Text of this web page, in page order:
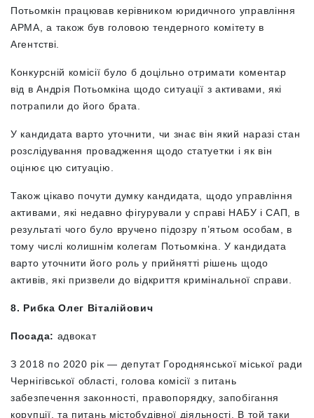
Потьомкін працював керівником юридичного управління
АРМА, а також був головою тендерного комітету в
Агентстві.
Конкурсній комісії було б доцільно отримати коментар
від в Андрія Потьомкіна щодо ситуації з активами, які
потрапили до його брата.
У кандидата варто уточнити, чи знає він який наразі стан
розслідування провадження щодо статуетки і як він
оцінює цю ситуацію.
Також цікаво почути думку кандидата, щодо управління
активами, які недавно фігурували у справі НАБУ і САП, в
результаті чого було вручено підозру п’ятьом особам, в
тому числі колишнім колегам Потьомкіна. У кандидата
варто уточнити його роль у прийнятті рішень щодо
активів, які призвели до відкриття кримінальної справи.
8. Рибка Олег Віталійович
Посада: адвокат
З 2018 по 2020 рік — депутат Городнянської міської ради
Чернігівської області, голова комісії з питань
забезпечення законності, правопорядку, запобігання
корупції, та питань містобудівної діяльності. В той таки